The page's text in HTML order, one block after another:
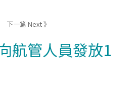
下一篇 Next 》
航管人員發放1